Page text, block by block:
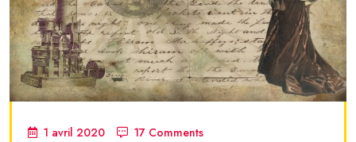
1 avril 2020 17 Comments